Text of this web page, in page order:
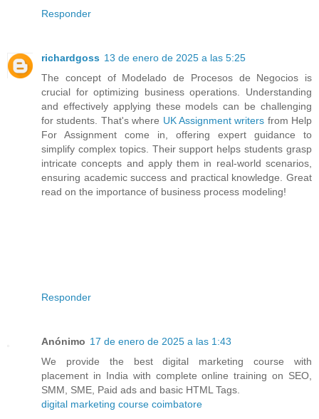
Responder
richardgoss 13 de enero de 2025 a las 5:25
The concept of Modelado de Procesos de Negocios is
crucial for optimizing business operations. Understanding
and effectively applying these models can be challenging
for students. That's where UK Assignment writers from Help
For Assignment come in, offering expert guidance to
simplify complex topics. Their support helps students grasp
intricate concepts and apply them in real-world scenarios,
ensuring academic success and practical knowledge. Great
read on the importance of business process modeling!
Responder
Anónimo 17 de enero de 2025 a las 1:43
We provide the best digital marketing course with
placement in India with complete online training on SEO,
SMM, SME, Paid ads and basic HTML Tags.
digital marketing course coimbatore